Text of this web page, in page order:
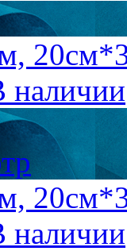
наличии
наличии